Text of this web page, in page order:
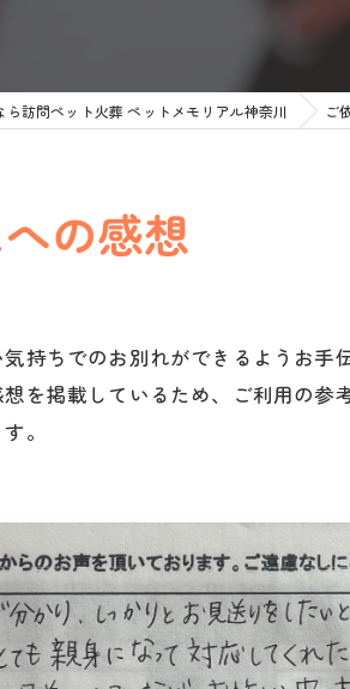
訪問ペット火葬 ペットメモリアル神奈川 ご
の感想
持ちでのお別れができるようお手
を掲載しているため、ご利用の参
。